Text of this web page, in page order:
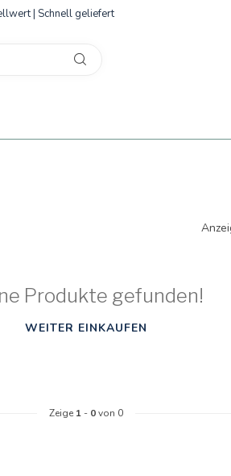
| Schnell geliefert
Produkte gefunden!
WEITER EINKAUFEN
Zeige 1 - 0von 0